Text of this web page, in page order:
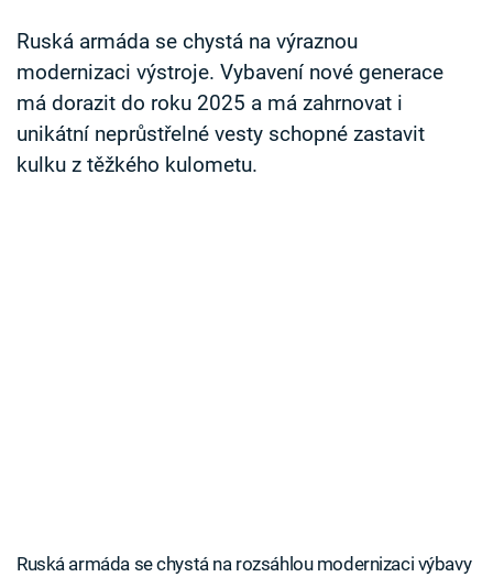
Ruská armáda se chystá na výraznou
modernizaci výstroje. Vybavení nové generace
má dorazit do roku 2025 a má zahrnovat i
unikátní neprůstřelné vesty schopné zastavit
kulku z těžkého kulometu.
Ruská armáda se chystá na rozsáhlou modernizaci výbavy